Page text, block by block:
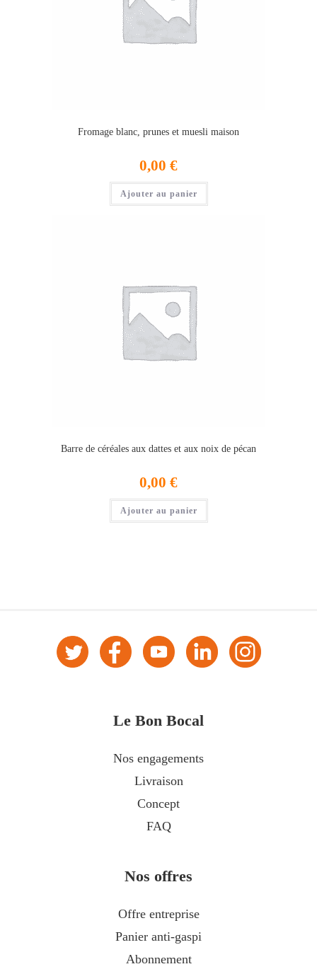
Fromage blanc, prunes et muesli maison
0,00 €
Ajouter au panier
Barre de céréales aux dattes et aux noix de pécan
0,00 €
Ajouter au panier
Le Bon Bocal
Nos engagements
Livraison
Concept
FAQ
Nos offres
Offre entreprise
Panier anti-gaspi
Abonnement